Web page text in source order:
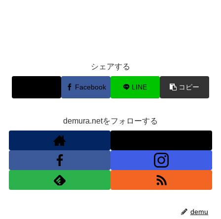
シェアする
Facebook LINE コピー
demura.netをフォローする
demu